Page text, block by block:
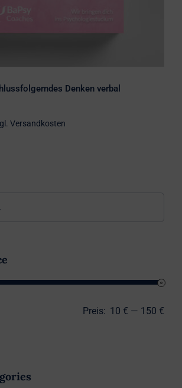
Denken verbal
Versandkosten
Preis: 10 € — 150 €